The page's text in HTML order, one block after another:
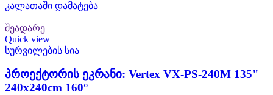
კალათაში დამატება
შეადარე
Quick view
სურვილების სია
პროექტორის ეკრანი: Vertex VX-PS-240M 135"
240x240cm 160°